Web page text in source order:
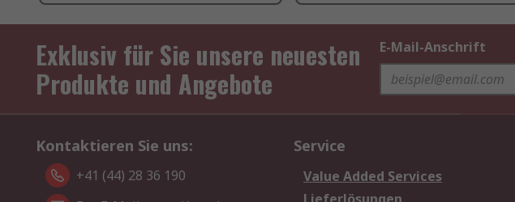
Exklusiv für Sie unsere neuesten
Produkte und Angebote
E-Mail-Anschrift
Kontaktieren Sie uns:
+41 (44) 28 36 190
Service
Value Added Services